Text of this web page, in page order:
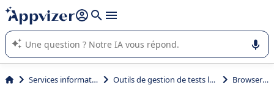
répondre (plusieurs lignes avec
L'IA de Appvizer vous guide dans l'utilisation ou la sélection de
logiciel SaaS en entreprise.
Services informatiques Outils de gestion de tests logiciels Browserling